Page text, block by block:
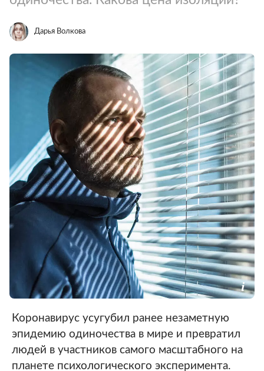
Дарья Волкова
Коронавирус усугубил ранее незаметную
эпидемию одиночества в мире и превратил
людей в участников самого масштабного на
планете психологического эксперимента.